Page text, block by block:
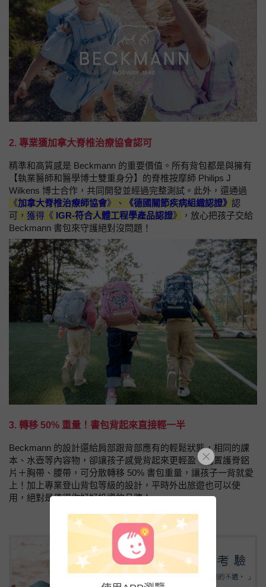
2. 專業獲加拿大脊椎治療協會認可
精準和高質感是 Beckmann 的重要價值。所有背包都是與擁有
【執業醫師和醫學博士雙重身分】的脊椎按摩師 Philips J
Wilkens 博士合作，共同開發並經過完整測試。此外，還通過
《加拿大脊椎治療師協會》、 《德國關節疾病組織認證》 認
可，獲得《 IGR-符合人體工程學產品認證》
，放心把孩子交給
Beckmann 書包來守護絕對沒問題！
3. 轉移 50% 重量！書包背起來直接輕一半
Beckmann 的設計還給肩部跟背部應有的輕鬆狀態，相同的課
本、水壺等內容物，卻讓孩子感覺背起來更輕盈，內置護脊鋁
片＋胸帶、腰帶，可分散轉移 50% 書包重量，讓孩子一背就愛
上！加上專業登山背包等級的設計，平時外出旅遊也可以使
用，絕對是值得你好好投資的品牌！